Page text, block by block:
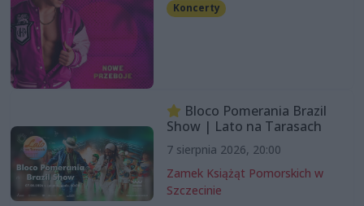
Koncerty
Bloco Pomerania Brazil
Show | Lato na Tarasach
7 sierpnia 2026, 20:00
Zamek Książąt Pomorskich w
Szczecinie